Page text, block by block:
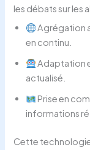
les débats sur les
Agrégation
en continu.
Adaptation
actualisé.
Prise en
informations
Cette